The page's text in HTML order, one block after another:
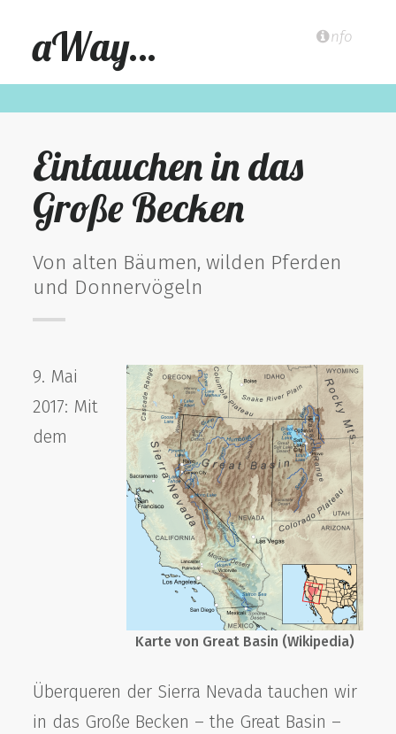
aWay… nfo
Eintauchen in das
Große Becken
Von alten Bäumen, wilden Pferden
und Donnervögeln
Karte von Great Basin (Wikipedia)
9. Mai
2017: Mit
dem
Überqueren der Sierra Nevada tauchen wir
in das Große Becken – the Great Basin –